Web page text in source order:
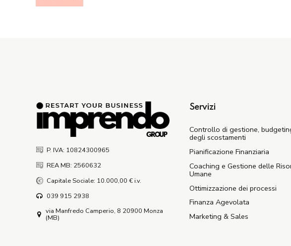
P. IVA: 10824300965
REA MB: 2560632
Capitale Sociale: 10.000,00 € i.v.
039 915 2938
via Manfredo Camperio, 8 20900 Monza
(MB)
Servizi
Controllo di gestione,
degli scostamenti
Pianificazione Finanziaria
Coaching e Gestione delle
Umane
Ottimizzazione dei processi
Finanza Agevolata
Marketing & Sales